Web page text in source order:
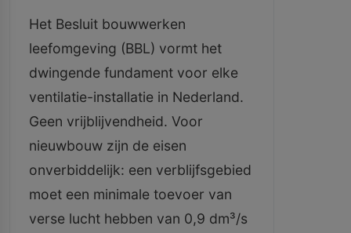
Het Besluit bouwwerken
leefomgeving (BBL) vormt het
dwingende fundament voor elke
ventilatie-installatie in Nederland.
Geen vrijblijvendheid. Voor
nieuwbouw zijn de eisen
onverbiddelijk: een verblijfsgebied
moet een minimale toevoer van
verse lucht hebben van 0,9 dm³/s